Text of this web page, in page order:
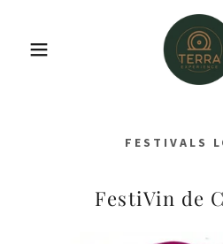
FESTIVALS
FestiVin de